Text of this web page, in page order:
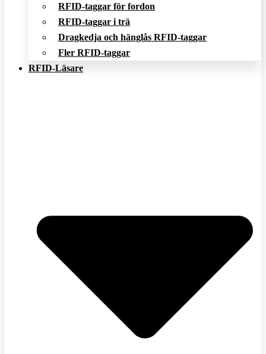
RFID-taggar för fordon
RFID-taggar i trä
Dragkedja och hänglås RFID-taggar
Fler RFID-taggar
RFID-Läsare